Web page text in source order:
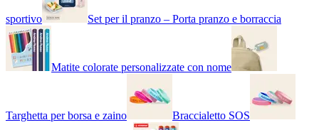
sportivo Set per il pranzo – Porta pranzo e borraccia
Matite colorate personalizzate con nome
Targhetta per borsa e zaino Braccialetto SOS